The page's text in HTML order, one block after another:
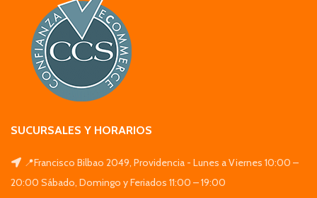
SUCURSALES Y HORARIOS
📍Francisco Bilbao 2049, Providencia - Lunes a Viernes 10:00 –
20:00 Sábado, Domingo y Feriados 11:00 – 19:00